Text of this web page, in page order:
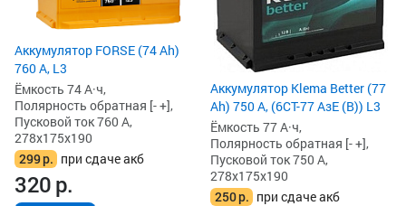
Аккумулятор FORSE (74 Ah)
760 А, L3
Ёмкость 74 А·ч,
Полярность обратная [- +],
Пусковой ток 760 А,
278x175x190
299р. при сдаче акб
320р.
Аккумулятор Klema Better (77
Ah) 750 А, (6СТ-77 АзЕ (B)) L3
Ёмкость 77 А·ч,
Полярность обратная [- +],
Пусковой ток 750 А,
278x175x190
250р. при сдаче акб